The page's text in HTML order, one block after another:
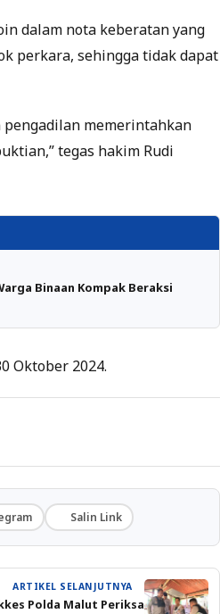
dalam nota keberatan yang
perkara, sehingga tidak dapat
memerintahkan
tegas hakim Rudi
Binaan Kompak Beraksi
Oktober 2024.
Salin Link
ARTIKEL SELANJUTNYA
Polda Malut Periksa